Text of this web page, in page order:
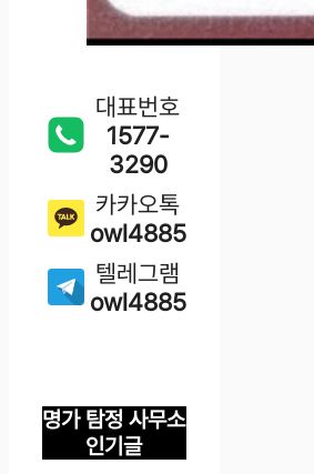
대표번호
1577-
3290
카카오톡
owl4885
텔레그램
owl4885
명가 탐정 사무소
인기글